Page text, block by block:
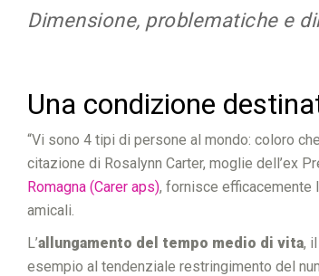
Dimensione, problematiche e
Una condizione
“Vi sono 4 tipi di persone al mondo: coloro
citazione di Rosalynn Carter, moglie dell’ex
Romagna (Carer aps), fornisce efficacemente
amicali.
L’allungamento del tempo medio di vita,
esempio al tendenziale restringimento del